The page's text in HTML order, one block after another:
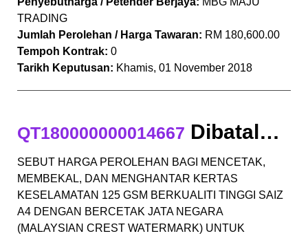
TRADING
Jumlah Perolehan / Harga Tawaran: RM 180,600.00
Tempoh Kontrak: 0
Tarikh Keputusan: Khamis, 01 November 2018
QT180000000014667 Dibatalkan
SEBUT HARGA PEROLEHAN BAGI MENCETAK,
MEMBEKAL, DAN MENGHANTAR KERTAS
KESELAMATAN 125 GSM BERKUALITI TINGGI SAIZ
A4 DENGAN BERCETAK JATA NEGARA
(MALAYSIAN CREST WATERMARK) UNTUK